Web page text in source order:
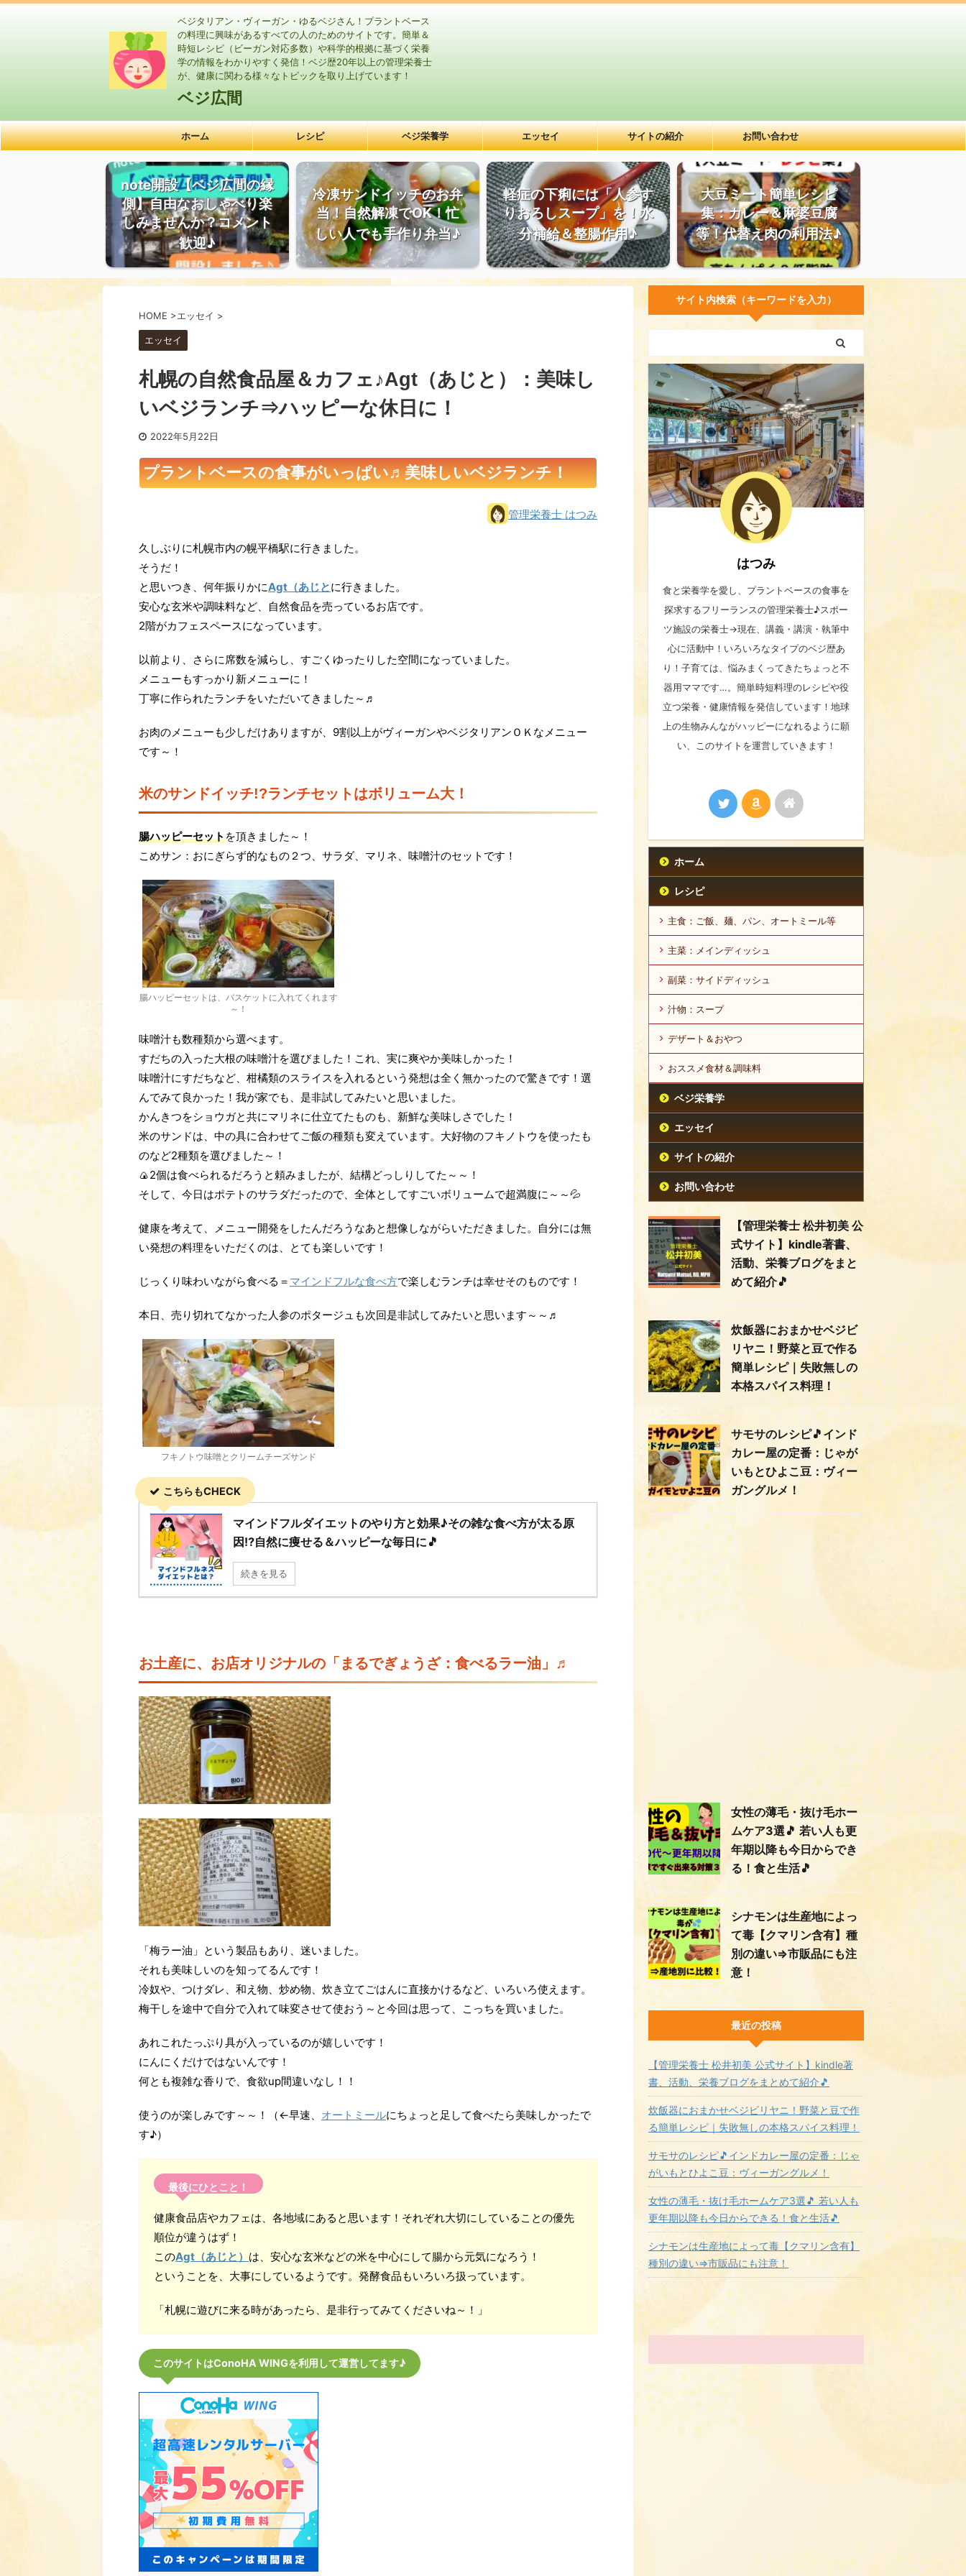
ベジタリアン・ヴィーガン・ゆるベジさん！プラントベース
の料理に興味があるすべての人のためのサイトです。簡単＆
時短レシピ（ビーガン対応多数）や科学的根拠に基づく栄養
学の情報をわかりやすく発信！ベジ歴20年以上の管理栄養士
が、健康に関わる様々なトピックを取り上げています！
ベジ広間
ホーム レシピ ベジ栄養学 エッセイ サイトの紹介 お問い合わせ
note開設【ベジ広間の縁
側】自由なおしゃべり楽
しみませんか？コメント
歓迎♪
冷凍サンドイッチのお弁
当！自然解凍でOK！忙
しい人でも手作り弁当♪
軽症の下痢には「人参す
りおろしスープ」を！水
分補給＆整腸作用♪
大豆ミート簡単レシピ
集：カレー＆麻婆豆腐
等！代替え肉の利用法♪
HOME >エッセイ >
エッセイ
札幌の自然食品屋＆カフェ♪Agt（あじと）：美味し
いベジランチ⇒ハッピーな休日に！
2022年5月22日
プラントベースの食事がいっぱい♬美味しいベジランチ！
管理栄養士 はつみ
久しぶりに札幌市内の幌平橋駅に行きました。
そうだ！
と思いつき、何年振りかにAgt（あじとに行きました。
安心な玄米や調味料など、自然食品を売っているお店です。
2階がカフェスペースになっています。
以前より、さらに席数を減らし、すごくゆったりした空間になっていました。
メニューもすっかり新メニューに！
丁寧に作られたランチをいただいてきました～♬
お肉のメニューも少しだけありますが、9割以上がヴィーガンやベジタリアンＯＫなメニュー
です～！
米のサンドイッチ!?ランチセットはボリューム大！
腸ハッピーセットを頂きました～！
こめサン：おにぎらず的なもの２つ、サラダ、マリネ、味噌汁のセットです！
腸ハッピーセットは、バスケットに入れてくれます
～！
味噌汁も数種類から選べます。
すだちの入った大根の味噌汁を選びました！これ、実に爽やか美味しかった！
味噌汁にすだちなど、柑橘類のスライスを入れるという発想は全く無かったので驚きです！選
んでみて良かった！我が家でも、是非試してみたいと思いました。
かんきつをショウガと共にマリネに仕立てたものも、新鮮な美味しさでした！
米のサンドは、中の具に合わせてご飯の種類も変えています。大好物のフキノトウを使ったも
のなど2種類を選びました～！
🍙2個は食べられるだろうと頼みましたが、結構どっしりしてた～～！
そして、今日はポテトのサラダだったので、全体としてすごいボリュームで超満腹に～～💦
健康を考えて、メニュー開発をしたんだろうなあと想像しながらいただきました。自分には無
い発想の料理をいただくのは、とても楽しいです！
じっくり味わいながら食べる＝ マインドフルな食べ方で楽しむランチは幸せそのものです！
本日、売り切れてなかった人参のポタージュも次回是非試してみたいと思います～～♬
フキノトウ味噌とクリームチーズサンド
こちらもCHECK
マインドフルダイエットのやり方と効果♪その雑な食べ方が太る原
因⁉自然に痩せる＆ハッピーな毎日に🎵
続きを見る
お土産に、お店オリジナルの「まるでぎょうざ：食べるラー油」♬
「梅ラー油」という製品もあり、迷いました。
それも美味しいのを知ってるんです！
冷奴や、つけダレ、和え物、炒め物、炊き立てごはんに直接かけるなど、いろいろ使えます。
梅干しを途中で自分で入れて味変させて使おう～と今回は思って、こっちを買いました。
あれこれたっぷり具が入っているのが嬉しいです！
にんにくだけではないんです！
何とも複雑な香りで、食欲up間違いなし！！
使うのが楽しみです～～！（←早速、 オートミールにちょっと足して食べたら美味しかったで
す♪）
最後にひとこと！
健康食品店やカフェは、各地域にあると思います！それぞれ大切にしていることの優先
順位が違うはず！
このAgt（あじと） は、安心な玄米などの米を中心にして腸から元気になろう！
ということを、大事にしているようです。発酵食品もいろいろ扱っています。
「札幌に遊びに来る時があったら、是非行ってみてくださいね～！」
このサイトはConoHA WINGを利用して運営してます♪
サイト内検索（キーワードを入力）
はつみ
食と栄養学を愛し、プラントベースの食事を
探求するフリーランスの管理栄養士♪スポー
ツ施設の栄養士→現在、講義・講演・執筆中
心に活動中！いろいろなタイプのベジ歴あ
り！子育ては、悩みまくってきたちょっと不
器用ママです…。簡単時短料理のレシピや役
立つ栄養・健康情報を発信しています！地球
上の生物みんながハッピーになれるように願
い、このサイトを運営していきます！
ホーム
レシピ
主食：ご飯、麺、パン、オートミール等
主菜：メインディッシュ
副菜：サイドディッシュ
汁物：スープ
デザート＆おやつ
おススメ食材＆調味料
ベジ栄養学
エッセイ
サイトの紹介
お問い合わせ
【管理栄養士 松井初美 公
式サイト】kindle著書、
活動、栄養ブログをまと
めて紹介🎵
炊飯器におまかせベジビ
リヤニ！野菜と豆で作る
簡単レシピ｜失敗無しの
本格スパイス料理！
サモサのレシピ🎵インド
カレー屋の定番：じゃが
いもとひよこ豆：ヴィー
ガングルメ！
女性の薄毛・抜け毛ホー
ムケア3選🎵 若い人も更
年期以降も今日からでき
る！食と生活🎵
シナモンは生産地によっ
て毒【クマリン含有】種
別の違い⇒市販品にも注
意！
最近の投稿
【管理栄養士 松井初美 公式サイト】kindle著
書、活動、栄養ブログをまとめて紹介🎵
炊飯器におまかせベジビリヤニ！野菜と豆で作
る簡単レシピ｜失敗無しの本格スパイス料理！
サモサのレシピ🎵インドカレー屋の定番：じゃ
がいもとひよこ豆：ヴィーガングルメ！
女性の薄毛・抜け毛ホームケア3選🎵 若い人も
更年期以降も今日からできる！食と生活🎵
シナモンは生産地によって毒【クマリン含有】
種別の違い⇒市販品にも注意！